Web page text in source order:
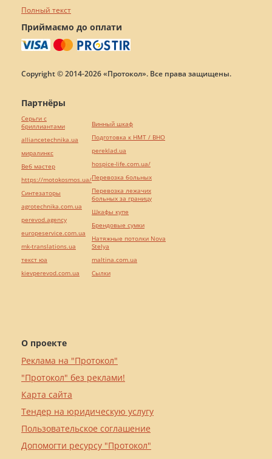
Полный текст
Приймаємо до оплати
Copyright © 2014-2026 «Протокол». Все права защищены.
О проекте
Реклама на "Протокол"
"Протокол" без реклами!
Карта сайта
Тендер на юридическую услугу
Пользовательское соглашение
Допомогти ресурсу "Протокол"
Партнёры
Серьги с
бриллиантами
alliancetechnika.ua
миралинкс
Веб мастер
https://motokosmos.ua/
Синтезаторы
agrotechnika.com.ua
perevod.agency
europeservice.com.ua
mk-translations.ua
текст юа
kievperevod.com.ua
Винный шкаф
Подготовка к НМТ / ВНО
pereklad.ua
hospice-life.com.ua/
Перевозка больных
Перевозка лежачих
больных за границу
Шкафы купе
Брендовые сумки
Натяжные потолки Nova
Stelya
maltina.com.ua
Cылки